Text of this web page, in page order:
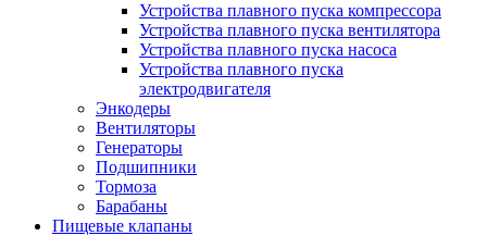
Устройства плавного пуска компрессора
Устройства плавного пуска вентилятора
Устройства плавного пуска насоса
Устройства плавного пуска
электродвигателя
Энкодеры
Вентиляторы
Генераторы
Подшипники
Тормоза
Барабаны
Пищевые клапаны